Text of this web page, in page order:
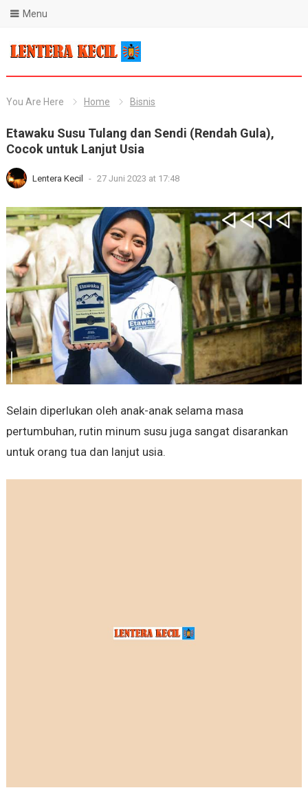
Blog Lentera Kecil
Menu
You Are Here Home Bisnis
Etawaku Susu Tulang dan Sendi (Rendah Gula),
Cocok untuk Lanjut Usia
Lentera Kecil - 27 Juni 2023 at 17:48
Selain diperlukan oleh anak-anak selama masa
pertumbuhan, rutin minum susu juga sangat disarankan
untuk orang tua dan lanjut usia.